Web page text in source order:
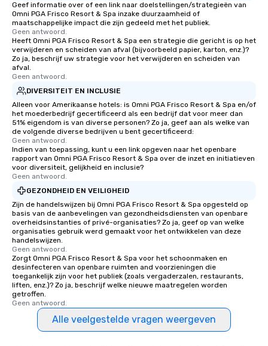
Geef informatie over of een link naar doelstellingen/strategieën van
Omni PGA Frisco Resort & Spa inzake duurzaamheid of
maatschappelijke impact die zijn gedeeld met het publiek.
Geen antwoord.
Heeft Omni PGA Frisco Resort & Spa een strategie die gericht is op het
verwijderen en scheiden van afval (bijvoorbeeld papier, karton, enz.)?
Zo ja, beschrijf uw strategie voor het verwijderen en scheiden van
afval.
Geen antwoord.
DIVERSITEIT EN INCLUSIE
Alleen voor Amerikaanse hotels: is Omni PGA Frisco Resort & Spa en/of
het moederbedrijf gecertificeerd als een bedrijf dat voor meer dan
51% eigendom is van diverse personen? Zo ja, geef aan als welke van
de volgende diverse bedrijven u bent gecertificeerd:
Geen antwoord.
Indien van toepassing, kunt u een link opgeven naar het openbare
rapport van Omni PGA Frisco Resort & Spa over de inzet en initiatieven
voor diversiteit, gelijkheid en inclusie?
Geen antwoord.
GEZONDHEID EN VEILIGHEID
Zijn de handelswijzen bij Omni PGA Frisco Resort & Spa opgesteld op
basis van de aanbevelingen van gezondheidsdiensten van openbare
overheidsinstanties of privé-organisaties? Zo ja, geef op van welke
organisaties gebruik werd gemaakt voor het ontwikkelen van deze
handelswijzen.
Geen antwoord.
Zorgt Omni PGA Frisco Resort & Spa voor het schoonmaken en
desinfecteren van openbare ruimten and voorzieningen die
toegankelijk zijn voor het publiek (zoals vergaderzalen, restaurants,
liften, enz.)? Zo ja, beschrijf welke nieuwe maatregelen worden
getroffen.
Geen antwoord.
Alle veelgestelde vragen weergeven